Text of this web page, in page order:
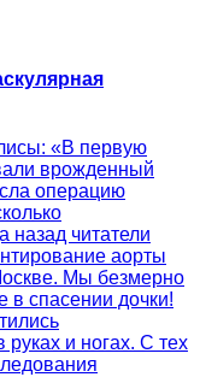
«В первую
врожденный
операцию
назад читатели
аорты
Мы безмерно
в спасении дочки!
и ногах. С тех